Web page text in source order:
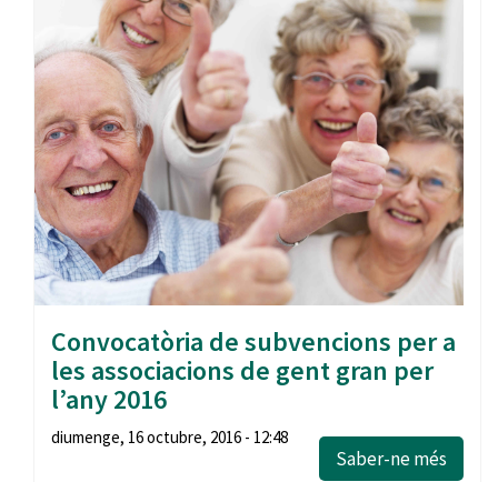
Convocatòria de subvencions per a
les associacions de gent gran per
l’any 2016
diumenge, 16 octubre, 2016 - 12:48
Saber-ne més